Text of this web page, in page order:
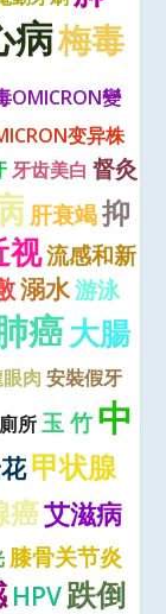
病梅毒
OMICRON變
变异株
牙齿美白 督灸
肝衰竭抑
视流感和新
溺水游泳
癌大腸
肉 安裝假牙
廁所 玉 竹中
甲状腺
癌艾滋病
膝骨关节炎
HPV跌倒